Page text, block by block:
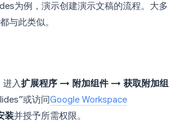
为例，演示创建演示文稿的流程。大多
与此类似。
进入扩展程序 → 附加组件 → 获取附加组
或访问Google Workspace
装并授予所需权限。